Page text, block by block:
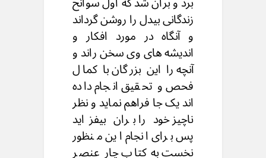
زندگانی بیدل را روشن گرداند
و آنگاه در مورد افکار و
اندیشه های وی سخن راند و
آنچه را این بزرگان با کمال
فحص و تحقیق انجام داده
اند یک جا فراهم نماید و نظر
ناچیز خود را بران بیفزاید
پس برای انجام این منظور
نخست به کتاب چار عنصر